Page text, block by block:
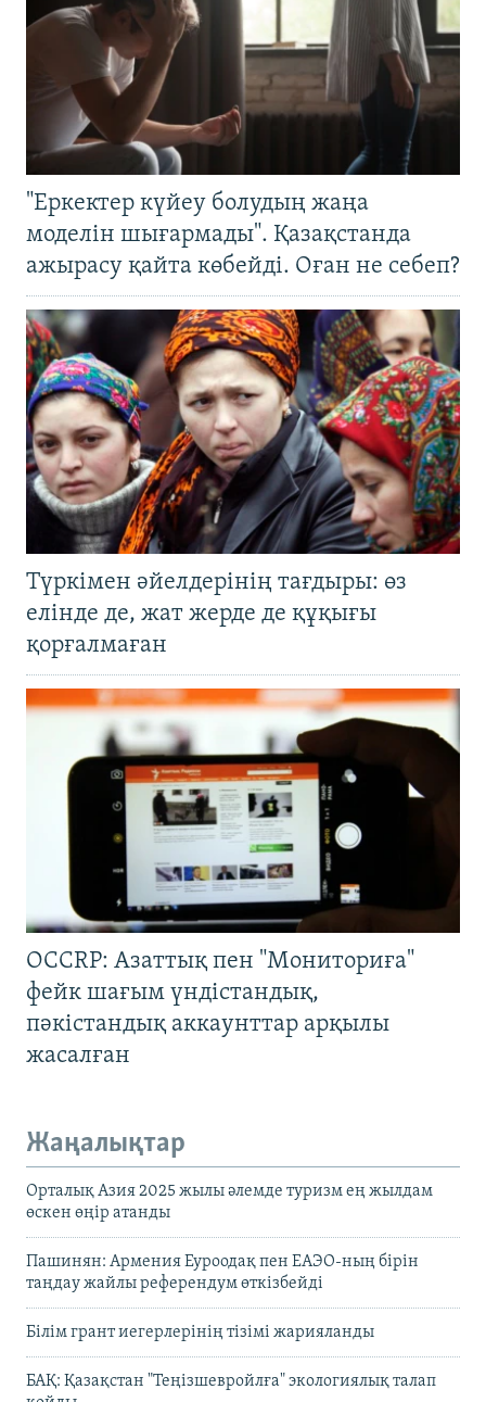
"Еркектер күйеу болудың жаңа
моделін шығармады". Қазақстанда
ажырасу қайта көбейді. Оған не себеп?
Түркімен әйелдерінің тағдыры: өз
елінде де, жат жерде де құқығы
қорғалмаған
OCCRP: Азаттық пен "Мониториға"
фейк шағым үндістандық,
пәкістандық аккаунттар арқылы
жасалған
Жаңалықтар
Орталық Азия 2025 жылы әлемде туризм ең жылдам
өскен өңір атанды
Пашинян: Армения Еуроодақ пен ЕАЭО-ның бірін
таңдау жайлы референдум өткізбейді
Білім грант иегерлерінің тізімі жарияланды
БАҚ: Қазақстан "Теңізшевройлға" экологиялық талап